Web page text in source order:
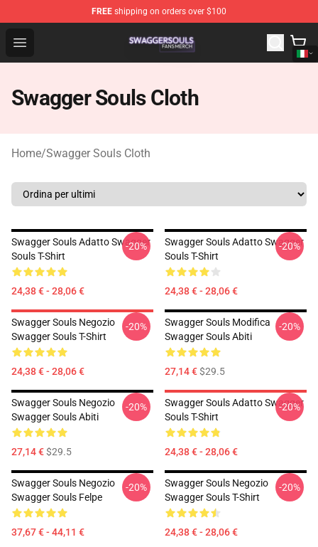
FREE shipping on orders over $100
Open menu
Swagger Souls Shop - Official Swagger Souls
Swagger Souls Cloth
Home/Swagger Souls Cloth
Swagger Souls Adatto Swagger
Souls T-Shirt
24,38 € - 28,06 €
-20%
Swagger Souls Adatto Swagger
Souls T-Shirt
24,38 € - 28,06 €
-20%
Swagger Souls Negozio
Swagger Souls T-Shirt
24,38 € - 28,06 €
-20%
Swagger Souls Modifica
Swagger Souls Abiti
27,14 €$29.5
-20%
Swagger Souls Negozio
Swagger Souls Abiti
27,14 €$29.5
-20%
Swagger Souls Adatto Swagger
Souls T-Shirt
24,38 € - 28,06 €
-20%
Swagger Souls Negozio
Swagger Souls Felpe
37,67 € - 44,11 €
-20%
Swagger Souls Negozio
Swagger Souls T-Shirt
24,38 € - 28,06 €
-20%